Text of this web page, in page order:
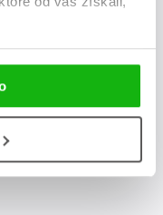
Prihláste sa k odberu